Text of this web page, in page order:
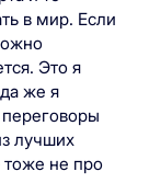
в мир. Если
Это я
же я
лучших
тоже не про